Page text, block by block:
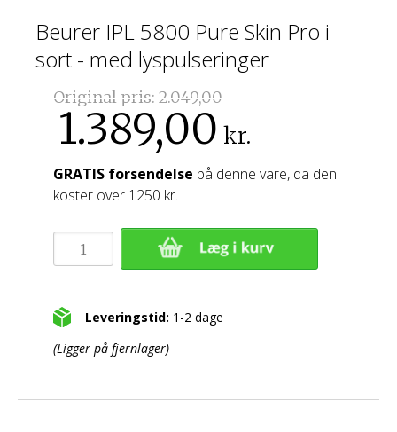
Beurer IPL 5800 Pure Skin Pro i
sort - med lyspulseringer
Original pris:2.049,00
1.389,00 kr.
GRATIS forsendelse på denne vare, da den
koster over 1250 kr.
Leveringstid: 1-2 dage
(Ligger på fjernlager)